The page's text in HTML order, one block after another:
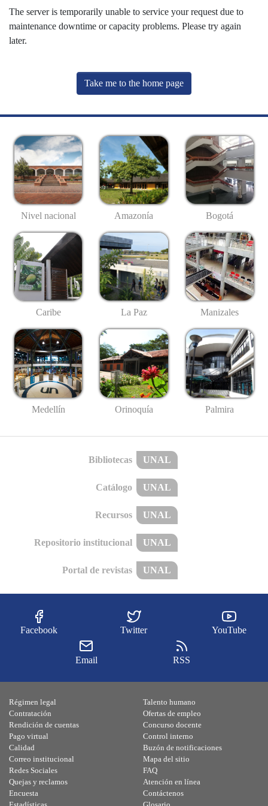
The server is temporarily unable to service your request due to
maintenance downtime or capacity problems. Please try again
later.
Take me to the home page
Nivel nacional Amazonía Bogotá
Caribe La Paz Manizales
Medellín Orinoquía Palmira
Bibliotecas UNAL
Catálogo UNAL
Recursos UNAL
Repositorio institucional UNAL
Portal de revistas UNAL
Facebook Twitter YouTube
Email RSS
Régimen legal
Contratación
Rendición de cuentas
Pago virtual
Calidad
Talento humano
Ofertas de empleo
Concurso docente
Control interno
Buzón de notificaciones
Correo institucional
Redes Sociales
Quejas y reclamos
Encuesta
Mapa del sitio
FAQ
Atención en línea
Contáctenos